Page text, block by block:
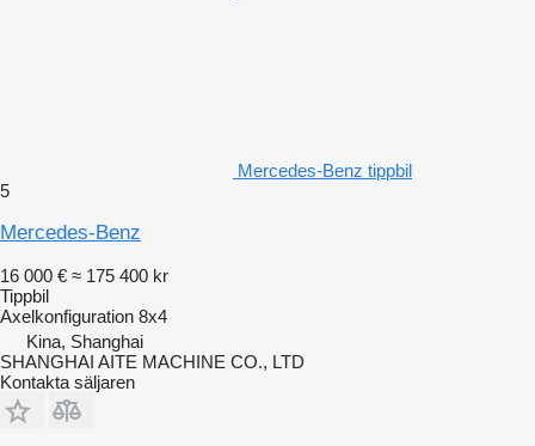
Mercedes-Benz tippbil
5
Mercedes-Benz
16 000 € ≈ 175 400 kr
Tippbil
Axelkonfiguration 8x4
Kina, Shanghai
SHANGHAI AITE MACHINE CO., LTD
Kontakta säljaren